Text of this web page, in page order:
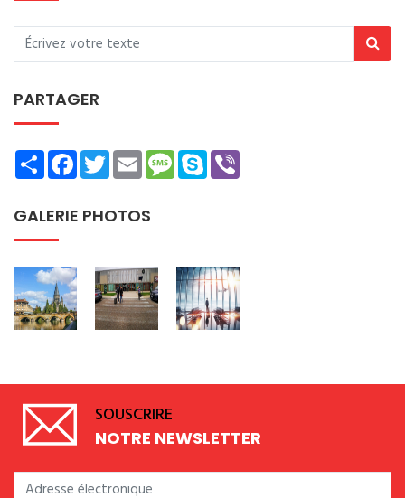
PARTAGER
ShareFacebookTwitterEmailMessage
Skype
GALERIE PHOTOS
SOUSCRIRE
NOTRE NEWSLETTER